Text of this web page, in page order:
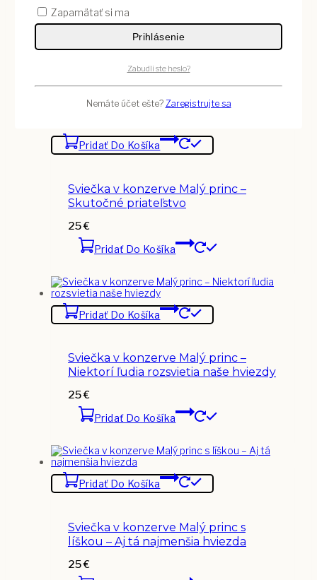
Hrnček Malý princ – darček k
meninám s venovaním
Pridať Do Košíka
Sviečka v konzerve Malý princ –
Skutočné priateľstvo
25€
Pridať Do Košíka
Pridať Do Košíka
Sviečka v konzerve Malý princ –
Niektorí ľudia rozsvietia naše hviezdy
25€
Pridať Do Košíka
Pridať Do Košíka
Sviečka v konzerve Malý princ s
líškou – Aj tá najmenšia hviezda
25€
Zapamätať si ma
Prihlásenie
Zabudli ste heslo?
Nemáte účet ešte? Zaregistrujte sa